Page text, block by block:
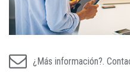
¿Más información?.